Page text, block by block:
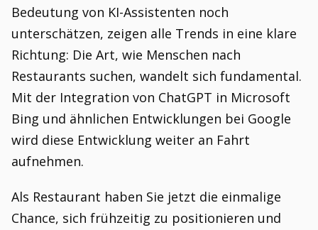
Bedeutung von KI-Assistenten noch
unterschätzen, zeigen alle Trends in eine klare
Richtung: Die Art, wie Menschen nach
Restaurants suchen, wandelt sich fundamental.
Mit der Integration von ChatGPT in Microsoft
Bing und ähnlichen Entwicklungen bei Google
wird diese Entwicklung weiter an Fahrt
aufnehmen.
Als Restaurant haben Sie jetzt die einmalige
Chance, sich frühzeitig zu positionieren und